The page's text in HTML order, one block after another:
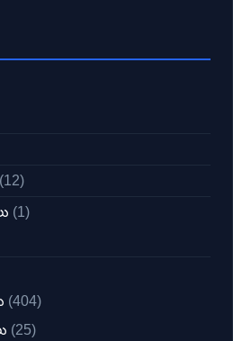
(12)
(1)
(404)
(25)